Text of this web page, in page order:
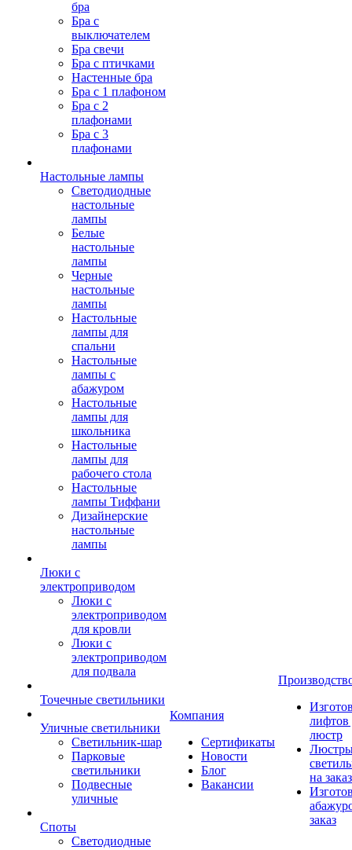
бра
Бра с
выключателем
Бра свечи
Бра с птичками
Настенные бра
Бра с 1 плафоном
Бра с 2
плафонами
Бра с 3
плафонами
Настольные лампы
Светодиодные
настольные
лампы
Белые
настольные
лампы
Черные
настольные
лампы
Настольные
лампы для
спальни
Настольные
лампы с
абажуром
Настольные
лампы для
школьника
Настольные
лампы для
рабочего стола
Настольные
лампы Тиффани
Дизайнерские
настольные
лампы
Люки с
электроприводом
Люки с
электроприводом
для кровли
Люки с
электроприводом
для подвала
Точечные светильники
Уличные светильники
Светильник-шар
Парковые
светильники
Подвесные
уличные
Споты
Светодиодные
Компания
Сертификаты
Новости
Блог
Вакансии
лифтов
люстр
на заказ
заказ